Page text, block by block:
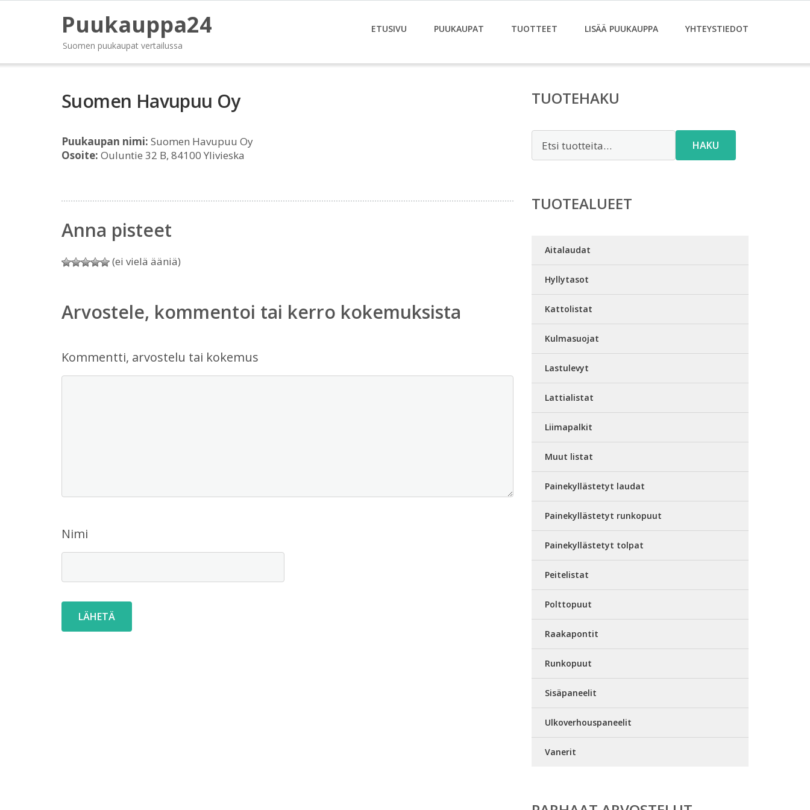
Puukauppa24
Suomen puukaupat vertailussa
ETUSIVU PUUKAUPAT TUOTTEET LISÄÄ PUUKAUPPA YHTEYSTIEDOT
Suomen Havupuu Oy
Puukaupan nimi: Suomen Havupuu Oy
Osoite: Ouluntie 32 B, 84100 Ylivieska
Anna pisteet
(ei vielä ääniä)
Arvostele, kommentoi tai kerro kokemuksista
Kommentti, arvostelu tai kokemus
Nimi
TUOTEHAKU
HAKU
TUOTEALUEET
Aitalaudat
Hyllytasot
Kattolistat
Kulmasuojat
Lastulevyt
Lattialistat
Liimapalkit
Muut listat
Painekyllästetyt laudat
Painekyllästetyt runkopuut
Painekyllästetyt tolpat
Peitelistat
Polttopuut
Raakapontit
Runkopuut
Sisäpaneelit
Ulkoverhouspaneelit
Vanerit